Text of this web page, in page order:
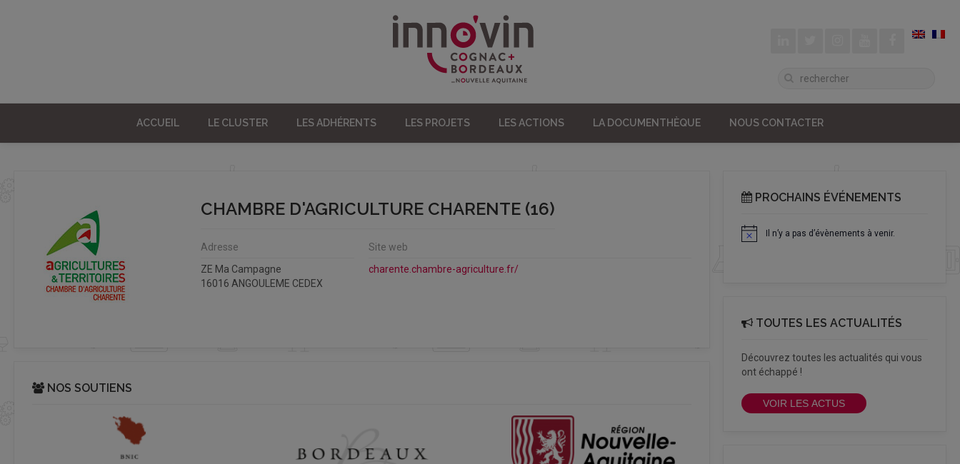
ACCUEIL LE CLUSTER LES ADHÉRENTS LES PROJETS LES ACTIONS LA DOCUMENTHÈQUE NOUS CONTACTER
CHAMBRE D'AGRICULTURE CHARENTE (16)
Adresse
ZE Ma Campagne
16016 ANGOULEME CEDEX
Site web
charente.chambre-agriculture.fr/
NOS SOUTIENS
PROCHAINS ÉVÉNEMENTS
Notice Il n’y a pas d’évènements à venir.
TOUTES LES ACTUALITÉS
Découvrez toutes les actualités qui vous
ont échappé !
VOIR LES ACTUS